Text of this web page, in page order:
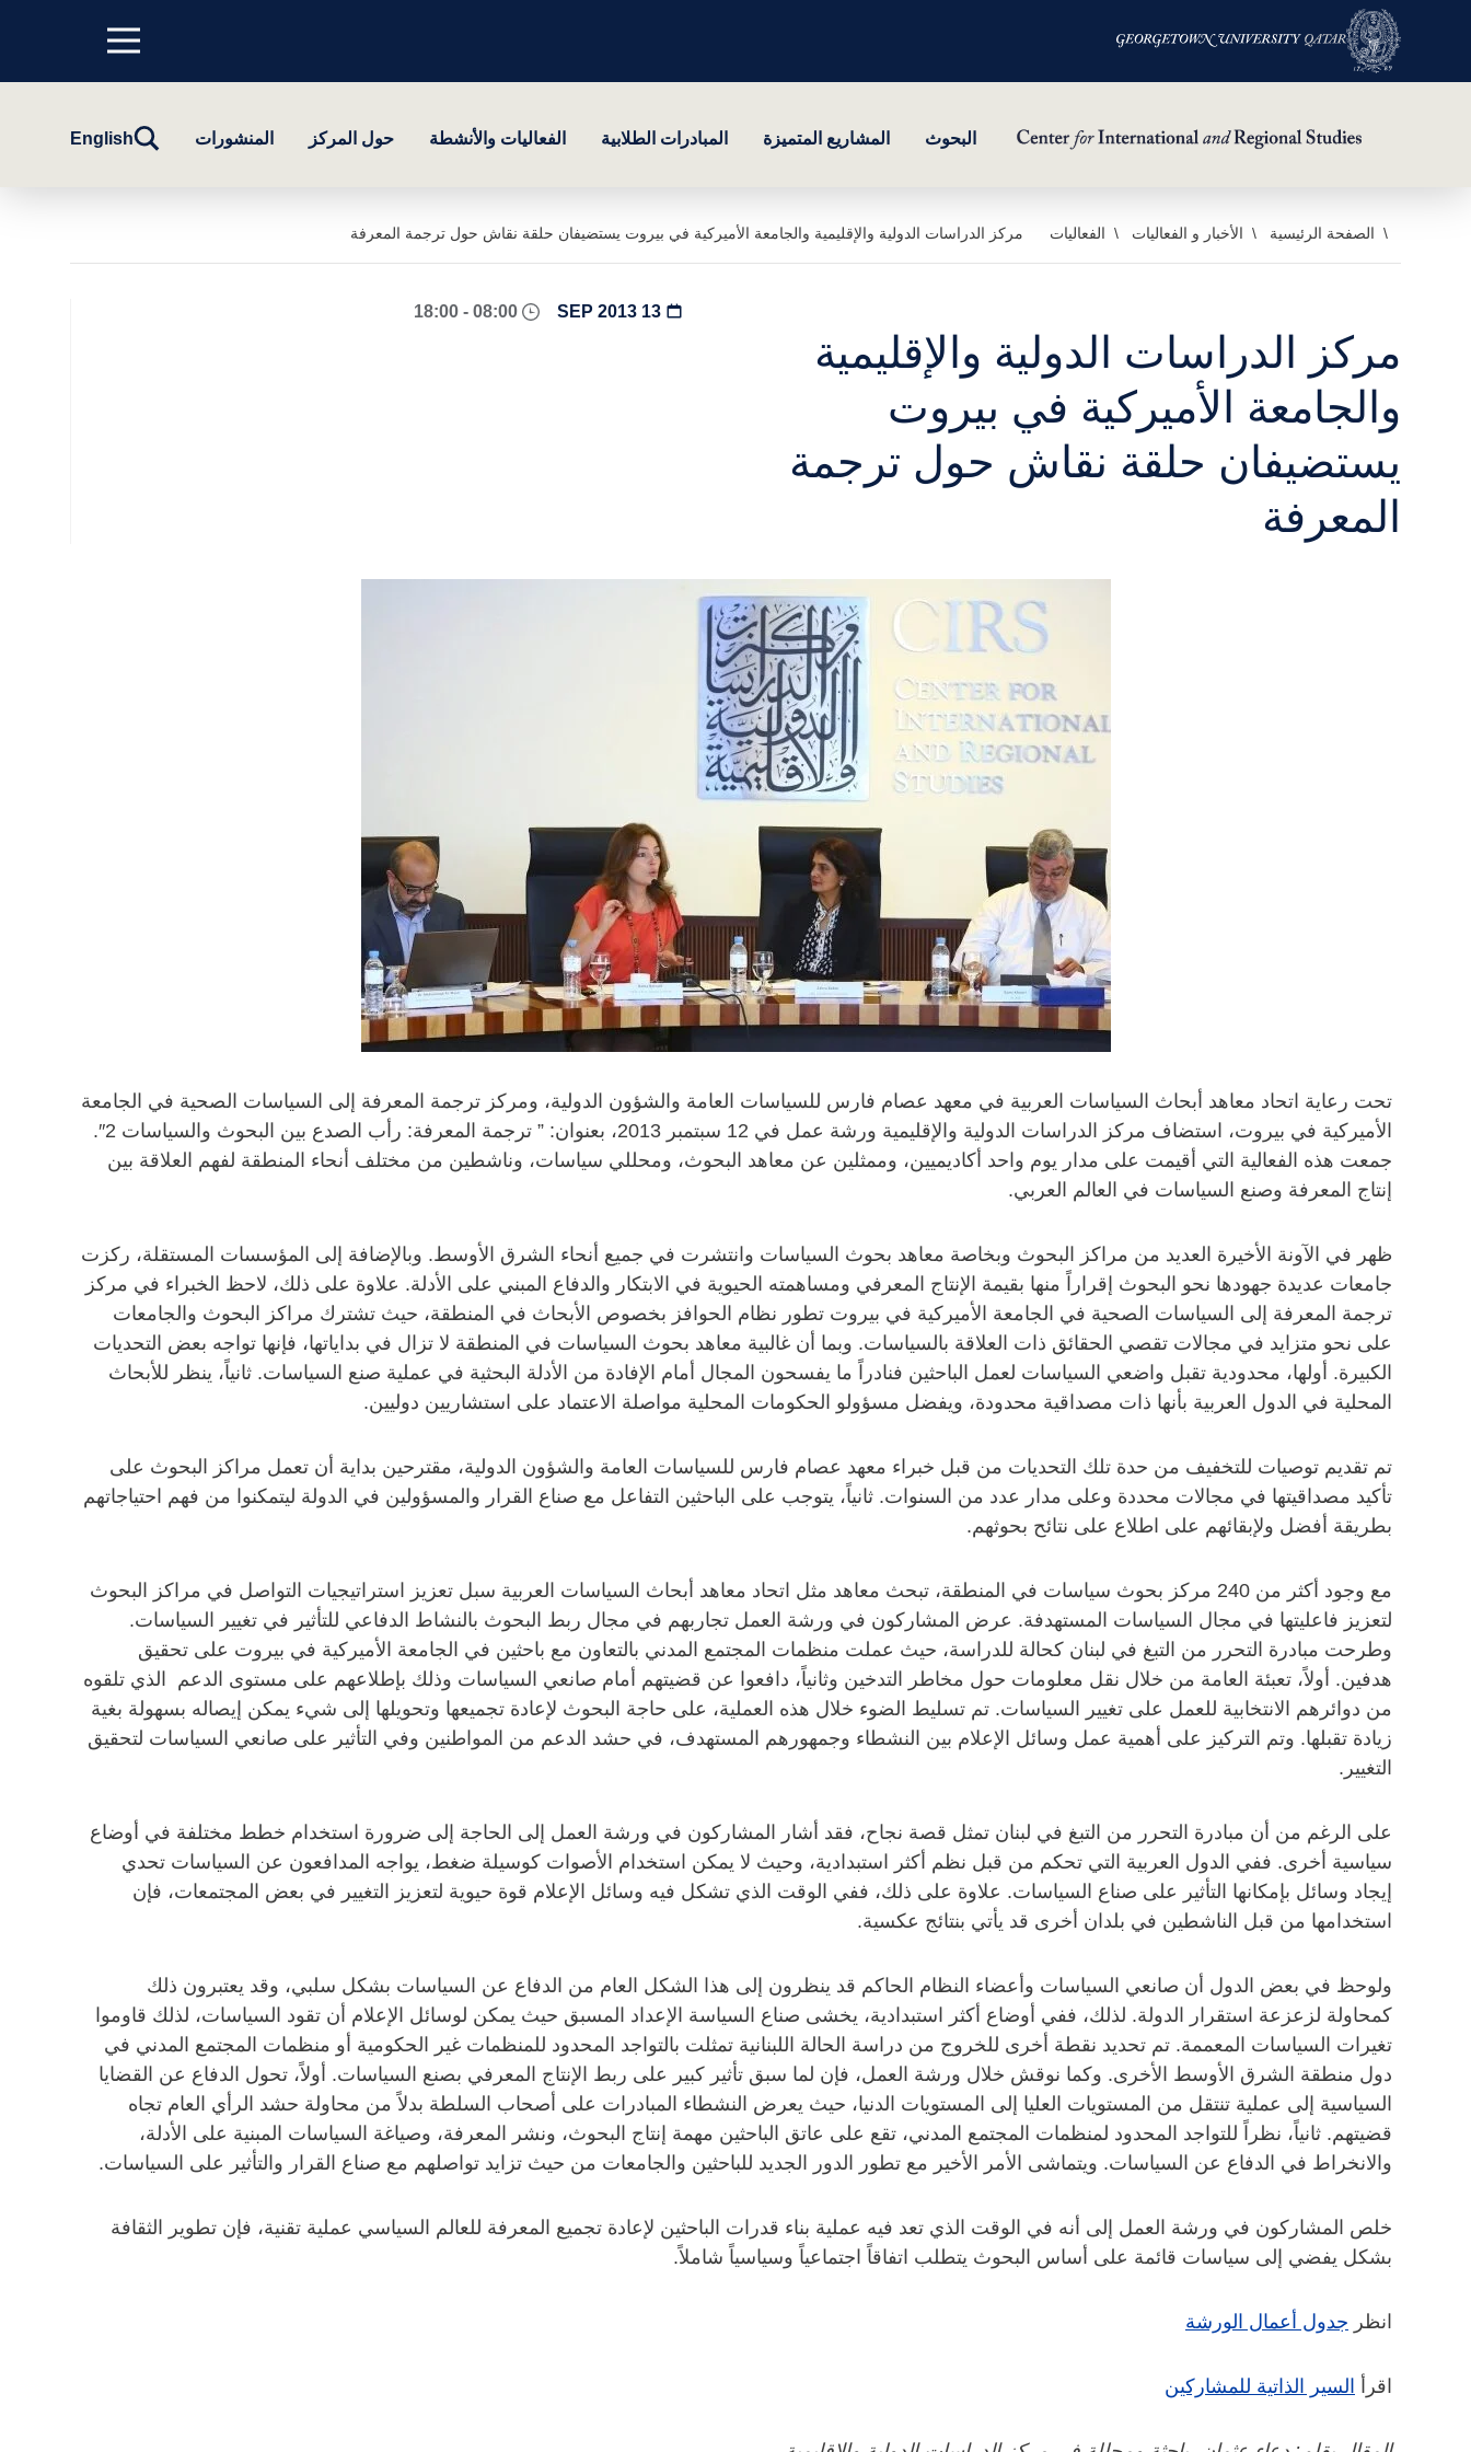
Menu
top
البحوث المشاريع المتميزة المبادرات الطلابية الفعاليات والأنشطة حول المركز المنشورات
تبديلEnglish
الصفحة الرئيسية الأخبار و الفعاليات الفعاليات مركز الدراسات الدولية والإقليمية والجامعة الأميركية في بيروت يستضيفان حلقة نقاش حول ترجمة المعرفة
مركز الدراسات الدولية والإقليمية
والجامعة الأميركية في بيروت
يستضيفان حلقة نقاش حول ترجمة
المعرفة
تحت رعاية اتحاد معاهد أبحاث السياسات العربية في معهد عصام فارس للسياسات العامة والشؤون الدولية، ومركز ترجمة المعرفة إلى السياسات الصحية في الجامعة
الأميركية في بيروت، استضاف مركز الدراسات الدولية والإقليمية ورشة عمل في 12 سبتمبر 2013، بعنوان: ” ترجمة المعرفة: رأب الصدع بين البحوث والسياسات 2″.
جمعت هذه الفعالية التي أقيمت على مدار يوم واحد أكاديميين، وممثلين عن معاهد البحوث، ومحللي سياسات، وناشطين من مختلف أنحاء المنطقة لفهم العلاقة بين
إنتاج المعرفة وصنع السياسات في العالم العربي.
ظهر في الآونة الأخيرة العديد من مراكز البحوث وبخاصة معاهد بحوث السياسات وانتشرت في جميع أنحاء الشرق الأوسط. وبالإضافة إلى المؤسسات المستقلة، ركزت
جامعات عديدة جهودها نحو البحوث إقراراً منها بقيمة الإنتاج المعرفي ومساهمته الحيوية في الابتكار والدفاع المبني على الأدلة. علاوة على ذلك، لاحظ الخبراء في مركز
ترجمة المعرفة إلى السياسات الصحية في الجامعة الأميركية في بيروت تطور نظام الحوافز بخصوص الأبحاث في المنطقة، حيث تشترك مراكز البحوث والجامعات
على نحو متزايد في مجالات تقصي الحقائق ذات العلاقة بالسياسات. وبما أن غالبية معاهد بحوث السياسات في المنطقة لا تزال في بداياتها، فإنها تواجه بعض التحديات
الكبيرة. أولها، محدودية تقبل واضعي السياسات لعمل الباحثين فنادراً ما يفسحون المجال أمام الإفادة من الأدلة البحثية في عملية صنع السياسات. ثانياً، ينظر للأبحاث
المحلية في الدول العربية بأنها ذات مصداقية محدودة، ويفضل مسؤولو الحكومات المحلية مواصلة الاعتماد على استشاريين دوليين.
تم تقديم توصيات للتخفيف من حدة تلك التحديات من قبل خبراء معهد عصام فارس للسياسات العامة والشؤون الدولية، مقترحين بداية أن تعمل مراكز البحوث على
تأكيد مصداقيتها في مجالات محددة وعلى مدار عدد من السنوات. ثانياً، يتوجب على الباحثين التفاعل مع صناع القرار والمسؤولين في الدولة ليتمكنوا من فهم احتياجاتهم
بطريقة أفضل ولإبقائهم على اطلاع على نتائح بحوثهم.
مع وجود أكثر من 240 مركز بحوث سياسات في المنطقة، تبحث معاهد مثل اتحاد معاهد أبحاث السياسات العربية سبل تعزيز استراتيجيات التواصل في مراكز البحوث
لتعزيز فاعليتها في مجال السياسات المستهدفة. عرض المشاركون في ورشة العمل تجاربهم في مجال ربط البحوث بالنشاط الدفاعي للتأثير في تغيير السياسات.
وطرحت مبادرة التحرر من التبغ في لبنان كحالة للدراسة، حيث عملت منظمات المجتمع المدني بالتعاون مع باحثين في الجامعة الأميركية في بيروت على تحقيق
هدفين. أولاً، تعبئة العامة من خلال نقل معلومات حول مخاطر التدخين وثانياً، دافعوا عن قضيتهم أمام صانعي السياسات وذلك بإطلاعهم على مستوى الدعم الذي تلقوه
من دوائرهم الانتخابية للعمل على تغيير السياسات. تم تسليط الضوء خلال هذه العملية، على حاجة البحوث لإعادة تجميعها وتحويلها إلى شيء يمكن إيصاله بسهولة بغية
زيادة تقبلها. وتم التركيز على أهمية عمل وسائل الإعلام بين النشطاء وجمهورهم المستهدف، في حشد الدعم من المواطنين وفي التأثير على صانعي السياسات لتحقيق
التغيير.
على الرغم من أن مبادرة التحرر من التبغ في لبنان تمثل قصة نجاح، فقد أشار المشاركون في ورشة العمل إلى الحاجة إلى ضرورة استخدام خطط مختلفة في أوضاع
سياسية أخرى. ففي الدول العربية التي تحكم من قبل نظم أكثر استبدادية، وحيث لا يمكن استخدام الأصوات كوسيلة ضغط، يواجه المدافعون عن السياسات تحدي
إيجاد وسائل بإمكانها التأثير على صناع السياسات. علاوة على ذلك، ففي الوقت الذي تشكل فيه وسائل الإعلام قوة حيوية لتعزيز التغيير في بعض المجتمعات، فإن
استخدامها من قبل الناشطين في بلدان أخرى قد يأتي بنتائج عكسية.
ولوحظ في بعض الدول أن صانعي السياسات وأعضاء النظام الحاكم قد ينظرون إلى هذا الشكل العام من الدفاع عن السياسات بشكل سلبي، وقد يعتبرون ذلك
كمحاولة لزعزعة استقرار الدولة. لذلك، ففي أوضاع أكثر استبدادية، يخشى صناع السياسة الإعداد المسبق حيث يمكن لوسائل الإعلام أن تقود السياسات، لذلك قاوموا
تغيرات السياسات المعممة. تم تحديد نقطة أخرى للخروج من دراسة الحالة اللبنانية تمثلت بالتواجد المحدود للمنظمات غير الحكومية أو منظمات المجتمع المدني في
دول منطقة الشرق الأوسط الأخرى. وكما نوقش خلال ورشة العمل، فإن لما سبق تأثير كبير على ربط الإنتاج المعرفي بصنع السياسات. أولاً، تحول الدفاع عن القضايا
السياسية إلى عملية تنتقل من المستويات العليا إلى المستويات الدنيا، حيث يعرض النشطاء المبادرات على أصحاب السلطة بدلاً من محاولة حشد الرأي العام تجاه
قضيتهم. ثانياً، نظراً للتواجد المحدود لمنظمات المجتمع المدني، تقع على عاتق الباحثين مهمة إنتاج البحوث، ونشر المعرفة، وصياغة السياسات المبنية على الأدلة،
والانخراط في الدفاع عن السياسات. ويتماشى الأمر الأخير مع تطور الدور الجديد للباحثين والجامعات من حيث تزايد تواصلهم مع صناع القرار والتأثير على السياسات.
خلص المشاركون في ورشة العمل إلى أنه في الوقت الذي تعد فيه عملية بناء قدرات الباحثين لإعادة تجميع المعرفة للعالم السياسي عملية تقنية، فإن تطوير الثقافة
بشكل يفضي إلى سياسات قائمة على أساس البحوث يتطلب اتفاقاً اجتماعياً وسياسياً شاملاً.
انظر جدول أعمال الورشة
اقرأ السير الذاتية للمشاركين